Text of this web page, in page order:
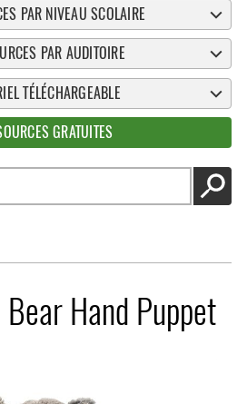
PAR NIVEAU SCOLAIRE
PAR AUDITOIRE
TÉLÉCHARGEABLE
GRATUITES
Hand Puppet